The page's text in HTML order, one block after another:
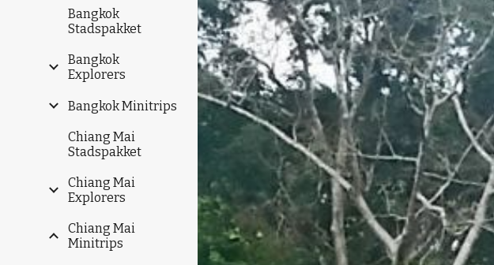
Bangkok
Stadspakket
Bangkok
Explorers
Bangkok Minitrips
Chiang Mai
Stadspakket
Chiang Mai
Explorers
Chiang Mai
Minitrips